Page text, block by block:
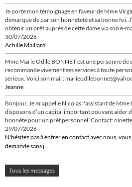
Je porte mon témoignage en faveur de Mme
démarque de par son honnêteté et sa bonne foi.
obtenir un prêt auprès de cette dame via son e-
30/07/2026
Achille Maillard
Mme Marie Odile BONNET est une personne de
recommande vivement ses services à toute
sérieux. Voici son mail :
Jeanne
Bonjour, Je m'appelle Nicolas l'assistant de
disposons d’un capital important pouvant aider
honnête pour un prêt personnel. Contact:
29/07/2026
N'hésitez pas à entrer en contact avec nous,
demande sans j ...
Tous les messages